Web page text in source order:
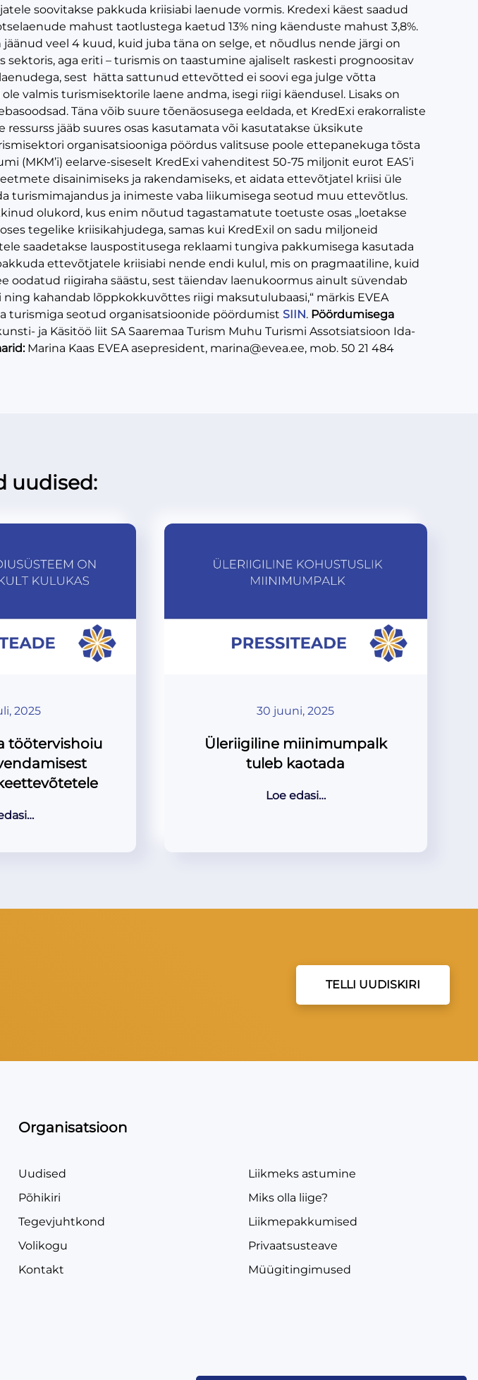
soovitakse pakkuda kriisiabi laenude vormis. Kredexi käest saadud
mahust taotlustega kaetud 13% ning käenduste mahust 3,8%.
veel 4 kuud, kuid juba täna on selge, et nõudlus nende järgi on
sektoris, aga eriti – turismis on taastumine ajaliselt raskesti prognoositav
sest hätta sattunud ettevõtted ei soovi ega julge võtta
valmis turismisektorile laene andma, isegi riigi käendusel. Lisaks on
Täna võib suure tõenäosusega eeldada, et KredExi erakorraliste
jääb suures osas kasutamata või kasutatakse üksikute
organisatsiooniga pöördus valitsuse poole ettepanekuga tõsta
(MKM’i) eelarve-siseselt KredExi vahenditest 50-75 miljonit eurot EAS’i
disainimiseks ja rakendamiseks, et aidata ettevõtjatel kriisi üle
turismimajandus ja inimeste vaba liikumisega seotud muu ettevõtlus.
olukord, kus enim nõutud tagastamatute toetuste osas „loetakse
tegelike kriisikahjudega, samas kui KredExil on sadu miljoneid
saadetakse lauspostitusega reklaami tungiva pakkumisega kasutada
ettevõtjatele kriisiabi nende endi kulul, mis on pragmaatiline, kuid
oodatud riigiraha säästu, sest täiendav laenukoormus ainult süvendab
kahandab lõppkokkuvõttes riigi maksutulubaasi,“ märkis EVEA
turismiga seotud organisatsioonide pöördumist SIIN. Pöördumisega
ja Käsitöö liit SA Saaremaa Turism Muhu Turismi Assotsiatsioon Ida-
Marina Kaas EVEA asepresident, marina@evea.ee, mob. 50 21 484
uudised:
2025
töötervishoiu
30 juuni, 2025
Üleriigiline miinimumpalk
tuleb kaotada
Loe edasi…
TELLI UUDISKIRI
Organisatsioon
Uudised
Põhikiri
Tegevjuhtkond
Volikogu
Kontakt
Liikmeks astumine
Miks olla liige?
Liikmepakkumised
Privaatsusteave
Müügitingimused